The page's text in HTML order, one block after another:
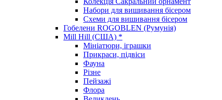
Набори для вишивання бісером
Схеми для вишивання бісером
Гобелени ROGOBLEN (Румунія)
Mill Hill (США) *
Мініатюри, іграшки
Прикраси, підвіси
Фауна
Різне
Пейзажі
Флора